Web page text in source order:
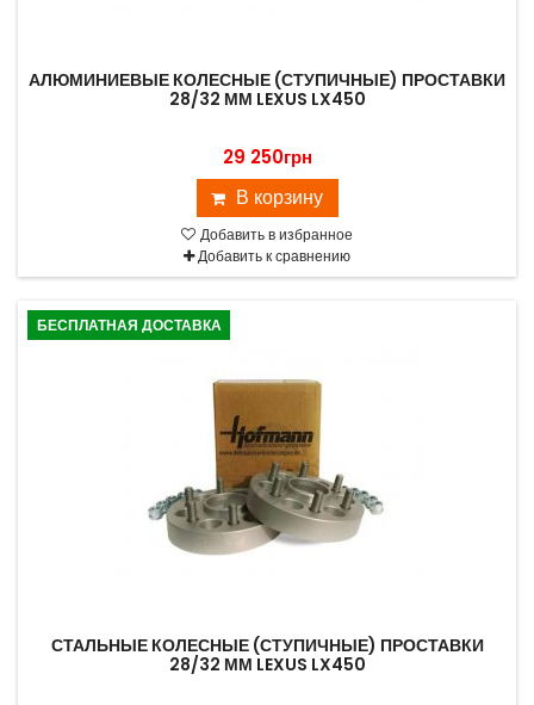
АЛЮМИНИЕВЫЕ КОЛЕСНЫЕ (СТУПИЧНЫЕ) ПРОСТАВКИ
28/32 ММ LEXUS LX450
29 250грн
В корзину
Добавить в избранное
Добавить к сравнению
БЕСПЛАТНАЯ ДОСТАВКА
СТАЛЬНЫЕ КОЛЕСНЫЕ (СТУПИЧНЫЕ) ПРОСТАВКИ
28/32 ММ LEXUS LX450